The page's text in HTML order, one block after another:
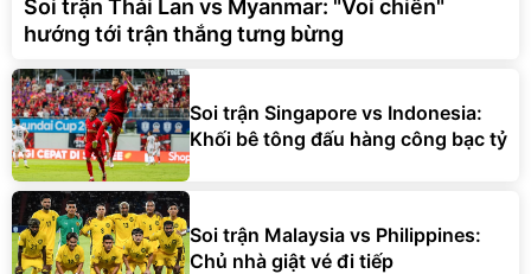
Soi trận Thái Lan vs Myanmar: "Voi chiến"
hướng tới trận thắng tưng bừng
Soi trận Singapore vs Indonesia:
Khối bê tông đấu hàng công bạc tỷ
Soi trận Malaysia vs Philippines:
Chủ nhà giật vé đi tiếp